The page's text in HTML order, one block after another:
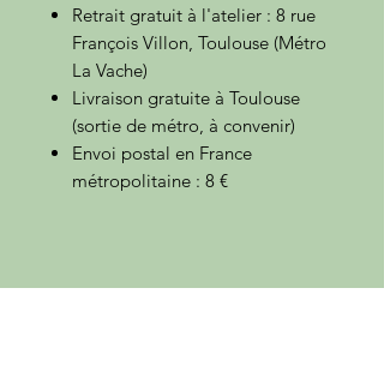
Retrait gratuit à l'atelier : 8 rue
François Villon, Toulouse (Métro
La Vache)
Livraison gratuite à Toulouse
(sortie de métro, à convenir)
Envoi postal en France
métropolitaine : 8 €